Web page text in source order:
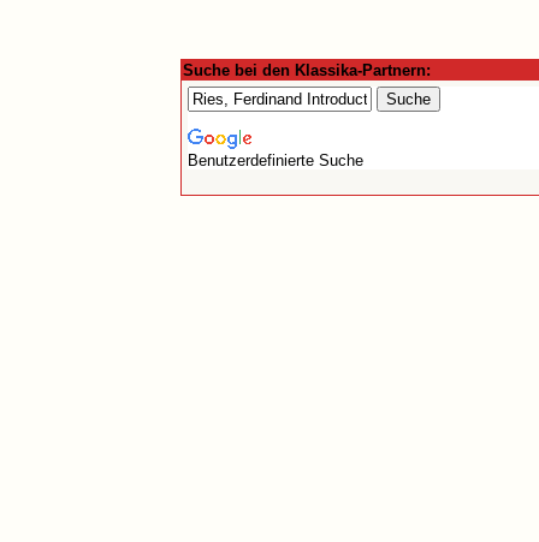
Suche bei den Klassika-Partnern:
Benutzerdefinierte Suche